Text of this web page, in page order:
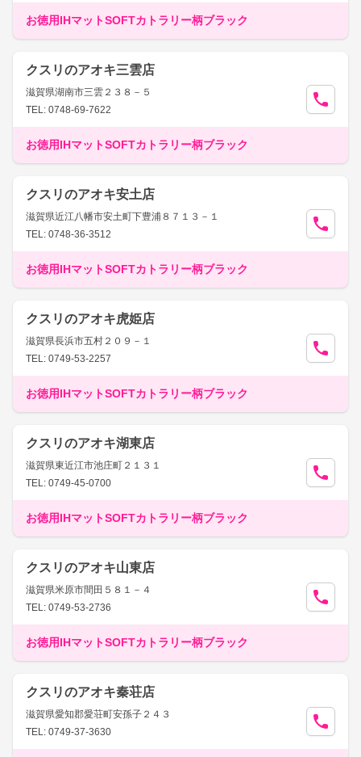
お徳用IHマットSOFTカトラリー柄ブラック
クスリのアオキ三雲店
滋賀県湖南市三雲２３８－５
TEL: 0748-69-7622
お徳用IHマットSOFTカトラリー柄ブラック
クスリのアオキ安土店
滋賀県近江八幡市安土町下豊浦８７１３－１
TEL: 0748-36-3512
お徳用IHマットSOFTカトラリー柄ブラック
クスリのアオキ虎姫店
滋賀県長浜市五村２０９－１
TEL: 0749-53-2257
お徳用IHマットSOFTカトラリー柄ブラック
クスリのアオキ湖東店
滋賀県東近江市池庄町２１３１
TEL: 0749-45-0700
お徳用IHマットSOFTカトラリー柄ブラック
クスリのアオキ山東店
滋賀県米原市間田５８１－４
TEL: 0749-53-2736
お徳用IHマットSOFTカトラリー柄ブラック
クスリのアオキ秦荘店
滋賀県愛知郡愛荘町安孫子２４３
TEL: 0749-37-3630